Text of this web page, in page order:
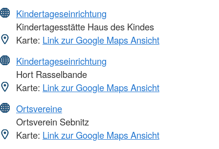
Kindertageseinrichtung
Kindertagesstätte Haus des Kindes
Karte: Link zur Google Maps Ansicht
Kindertageseinrichtung
Hort Rasselbande
Karte: Link zur Google Maps Ansicht
Ortsvereine
Ortsverein Sebnitz
Karte: Link zur Google Maps Ansicht